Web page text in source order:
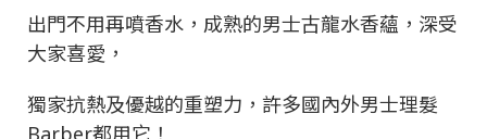
出門不用再噴香水，成熟的男士古龍水香蘊，深受
大家喜愛，
獨家抗熱及優越的重塑力，許多國內外男士理髮
Barber都用它！